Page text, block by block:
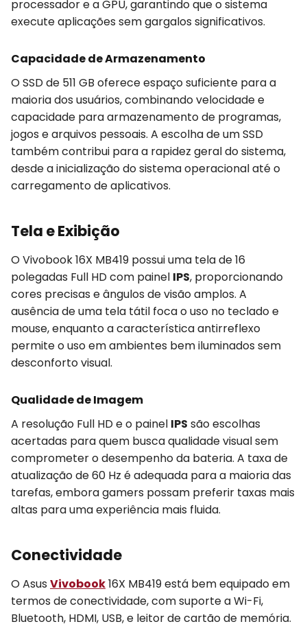
processador e a GPU, garantindo que o sistema
execute aplicações sem gargalos significativos.
Capacidade de Armazenamento
O SSD de 511 GB oferece espaço suficiente para a
maioria dos usuários, combinando velocidade e
capacidade para armazenamento de programas,
jogos e arquivos pessoais. A escolha de um SSD
também contribui para a rapidez geral do sistema,
desde a inicialização do sistema operacional até o
carregamento de aplicativos.
Tela e Exibição
O Vivobook 16X MB419 possui uma tela de 16
polegadas Full HD com painel IPS, proporcionando
cores precisas e ângulos de visão amplos. A
ausência de uma tela tátil foca o uso no teclado e
mouse, enquanto a característica antirreflexo
permite o uso em ambientes bem iluminados sem
desconforto visual.
Qualidade de Imagem
A resolução Full HD e o painel IPS são escolhas
acertadas para quem busca qualidade visual sem
comprometer o desempenho da bateria. A taxa de
atualização de 60 Hz é adequada para a maioria das
tarefas, embora gamers possam preferir taxas mais
altas para uma experiência mais fluida.
Conectividade
O Asus Vivobook16X MB419 está bem equipado em
termos de conectividade, com suporte a Wi-Fi,
Bluetooth, HDMI, USB, e leitor de cartão de memória.